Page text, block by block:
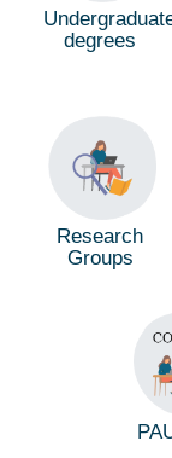
degrees
Research
Groups